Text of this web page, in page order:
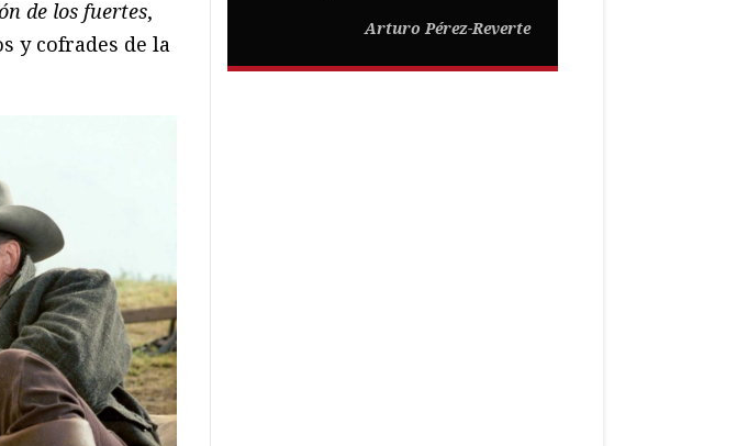
de los fuertes,
y cofrades de la
Arturo Pérez-Reverte